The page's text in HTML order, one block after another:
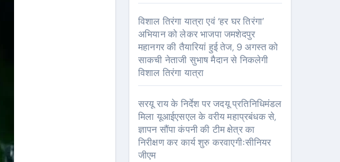
विशाल तिरंगा यात्रा एवं ‘हर घर तिरंगा’
अभियान को लेकर भाजपा जमशेदपुर
महानगर की तैयारियां हुई तेज, 9 अगस्त को
साकची नेताजी सुभाष मैदान से निकलेगी
विशाल तिरंगा यात्रा
सरयू राय के निर्देश पर जदयू प्रतिनिधिमंडल
मिला यूआईएसएल के वरीय महाप्रबंधक से,
ज्ञापन सौंपा कंपनी की टीम क्षेत्र का
निरीक्षण कर कार्य शुरु करवाएगीःसीनियर
जीएम